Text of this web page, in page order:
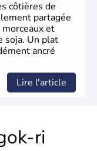
côtières de
partagée
et
soja. Un plat
ancré
Lire l'article
ri